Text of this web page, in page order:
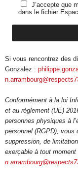
J’accepte que
dans le fichier
Si vous rencontrez des
Gonzalez :
Conformément à la loi
et au règlement (UE)
personnes physiques à
personnel (RGPD), vous
suppression, de
exerçable à tout